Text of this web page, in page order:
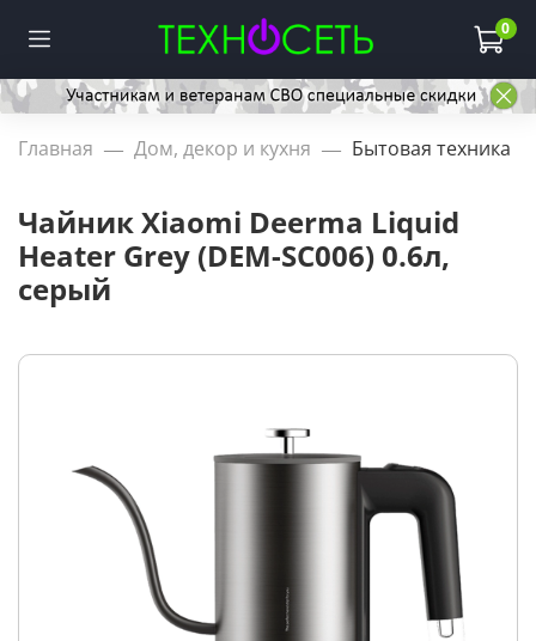
0
Главная Дом, декор и кухня Бытовая техника
Чайник Xiaomi Deerma Liquid
Heater Grey (DEM-SC006) 0.6л,
серый